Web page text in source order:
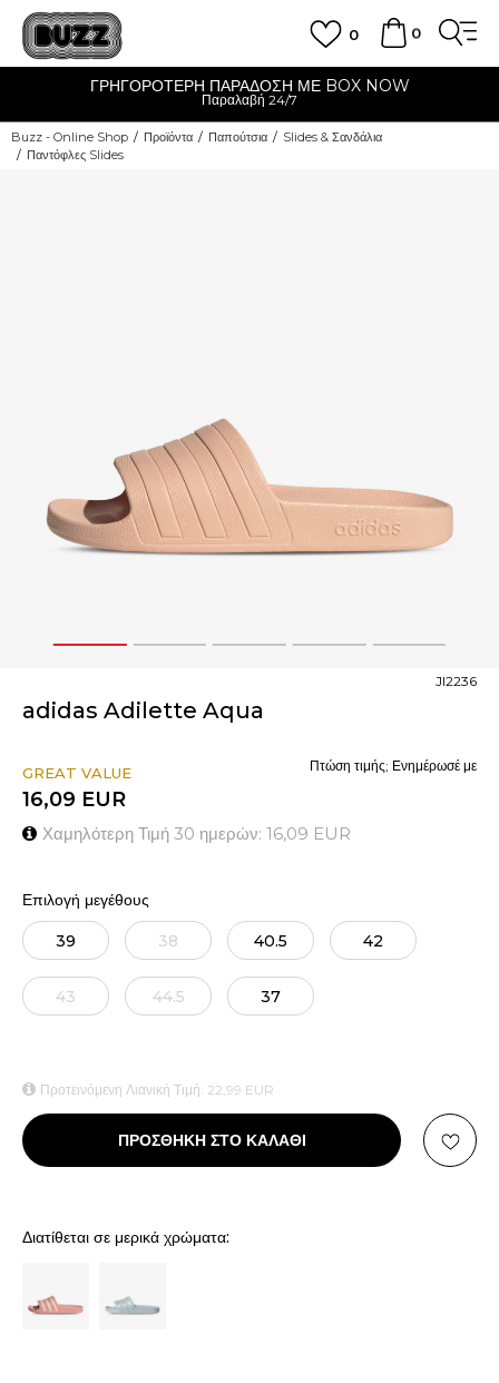
0
0
ΓΡΗΓΟΡΟΤΕΡΗ ΠΑΡΑΔΟΣΗ ΜΕ BOX NOW
Παραλαβή 24/7
Buzz - Online Shop Προϊόντα Παπούτσια
Slides & Σανδάλια
Παντόφλες Slides
1 2 3 4 5
adidas Adilette Aqua
JI2236
GREAT VALUE
16,09 EUR
Χαμηλότερη Τιμή 30 ημερών: 16,09 EUR
Πτώση τιμής; Ενημέρωσέ με
Επιλογή μεγέθους
39 38 40.5 42
43 44.5 37
Προτεινόμενη Λιανική Τιμή: 22,99 EUR
ΠΡΟΣΘΗΚΗ ΣΤΟ ΚΑΛΑΘΙ
Διατίθεται σε μερικά χρώματα: